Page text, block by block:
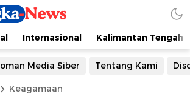
Internasional Kalimantan Tengah
Media Siber Tentang Kami
Keagamaan